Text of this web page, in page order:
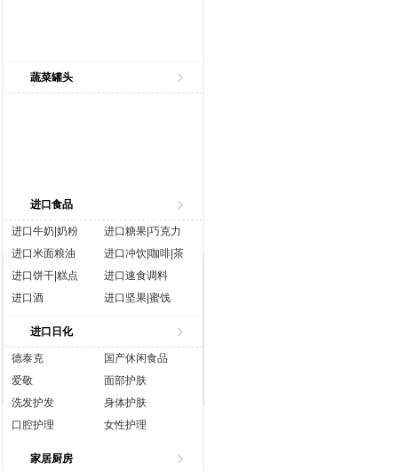
蔬菜罐头
进口食品
进口牛奶|奶粉
进口糖果|巧克力
进口米面粮油
进口冲饮|咖啡|茶
进口饼干|糕点
进口速食调料
进口酒
进口坚果|蜜饯
进口日化
德泰克
国产休闲食品
爱敬
面部护肤
洗发护发
身体护肤
口腔护理
女性护理
家居厨房